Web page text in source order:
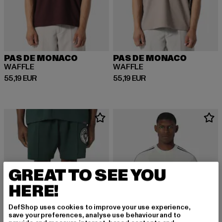
PAS DE MONACO
WAFFLE
55,19 EUR
Derzeitiger Preis: 55,19 EUR
PAS DE MONACO
WAFFLE
55,19 EUR
Derzeitiger Preis: 55,19 EUR
GREAT TO SEE YOU
HERE!
DefShop uses cookies to improve your use experience,
save your preferences, analyse use behaviour and to